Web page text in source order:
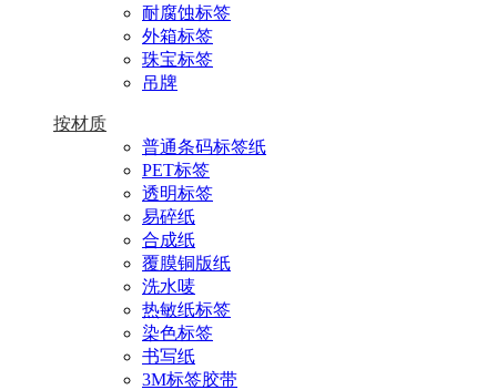
耐腐蚀标签
外箱标签
珠宝标签
吊牌
按材质
普通条码标签纸
PET标签
透明标签
易碎纸
合成纸
覆膜铜版纸
洗水唛
热敏纸标签
染色标签
书写纸
3M标签胶带